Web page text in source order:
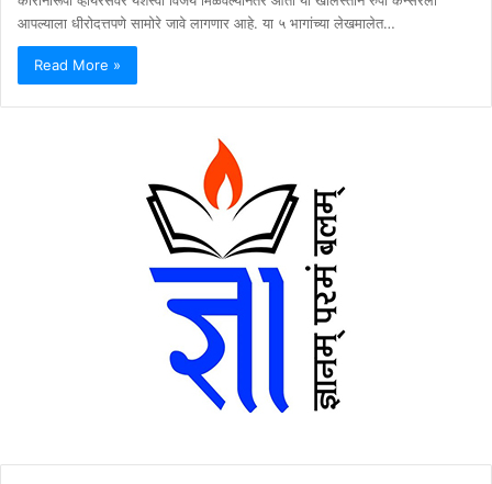
आपल्याला धीरोदत्तपणे सामोरे जावे लागणार आहे. या ५ भागांच्या लेखमालेत…
Read More »